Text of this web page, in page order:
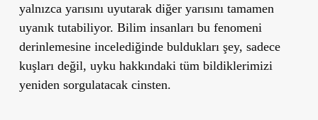
yalnızca yarısını uyutarak diğer yarısını tamamen
uyanık tutabiliyor. Bilim insanları bu fenomeni
derinlemesine incelediğinde buldukları şey, sadece
kuşları değil, uyku hakkındaki tüm bildiklerimizi
yeniden sorgulatacak cinsten.